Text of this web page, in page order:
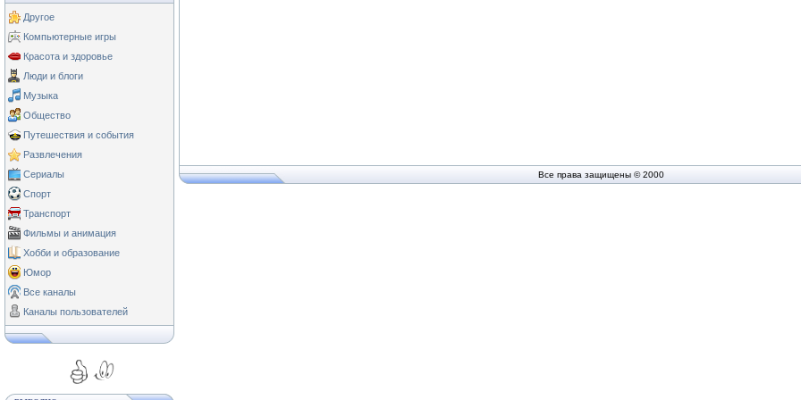
Другое
Компьютерные игры
Красота и здоровье
Люди и блоги
Музыка
Общество
Путешествия и события
Развлечения
Сериалы
Спорт
Транспорт
Фильмы и анимация
Хобби и образование
Юмор
Все каналы
Каналы пользователей
Все права защищены © 2000